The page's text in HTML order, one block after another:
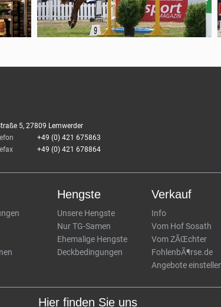
5, 27809 Lemwerder
+49 (0) 421 675863
+49 (0) 421 678864
Hengste
Unsere Hengste
Nur TG-Samen
Ehemalige Hengste
Deckbedingungen
Verkauf
Info
Vom Hof Sosath
Vom ZÃŒchter
FohlenbÃ¶rse.de
Angebote
Hier finden Sie uns